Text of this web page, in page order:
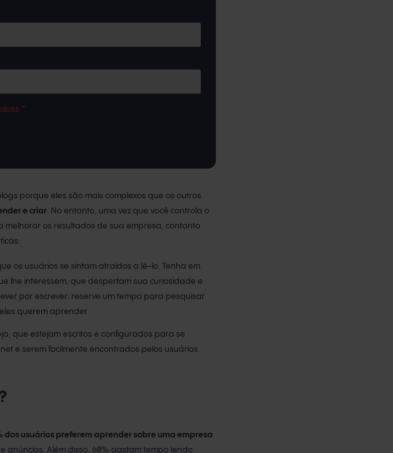
porque eles são mais complexos que os outros
e criar. No entanto, uma vez que você controla o
os resultados de sua empresa, contanto
os usuários se sintam atraídos a lê-lo. Tenha em
lhe interessem, que despertam sua curiosidade e
por escrever: reserve um tempo para pesquisar
querem aprender.
que estejam escritos e configurados para se
e serem facilmente encontrados pelos usuários.
dos usuários preferem aprender sobre uma empresa
anúncios. Além disso, 68% gastam tempo lendo